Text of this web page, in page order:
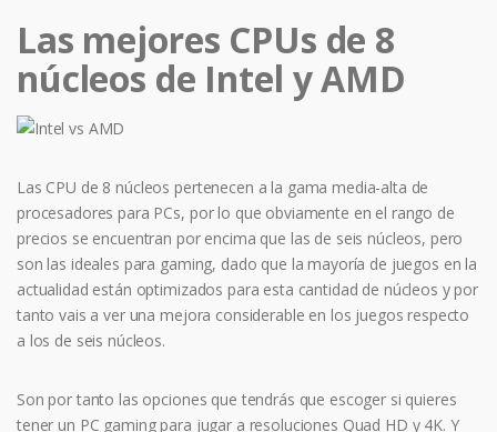
Las mejores CPUs de 8
núcleos de Intel y AMD
Las CPU de 8 núcleos pertenecen a la gama media-alta de
procesadores para PCs, por lo que obviamente en el rango de
precios se encuentran por encima que las de seis núcleos, pero
son las ideales para gaming, dado que la mayoría de juegos en la
actualidad están optimizados para esta cantidad de núcleos y por
tanto vais a ver una mejora considerable en los juegos respecto
a los de seis núcleos.
Son por tanto las opciones que tendrás que escoger si quieres
tener un PC gaming para jugar a resoluciones Quad HD y 4K. Y